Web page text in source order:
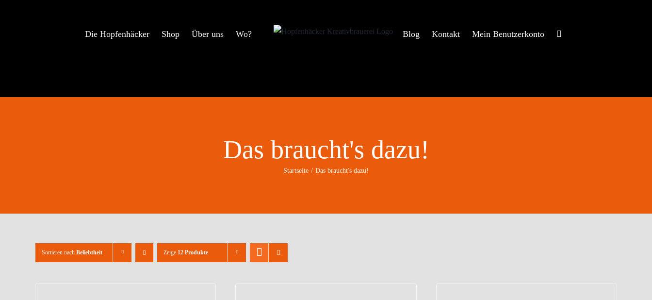
Die Hopfenhäcker Shop Über uns Wo? Blog Kontakt Mein Benutzerkonto
Das braucht's dazu!
Startseite Das braucht's dazu!
Sortieren nach Beliebtheit Zeige 12 Produkte